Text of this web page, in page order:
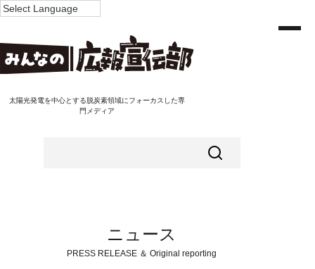
太陽光発電を中心とする脱炭素領域にフォーカスした専
門メディア
ニュース
PRESS RELEASE ＆ Original reporting